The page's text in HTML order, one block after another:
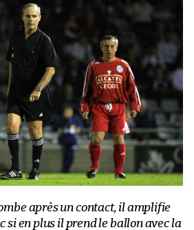
après un contact, il amplifie
si en plus il prend le ballon avec la